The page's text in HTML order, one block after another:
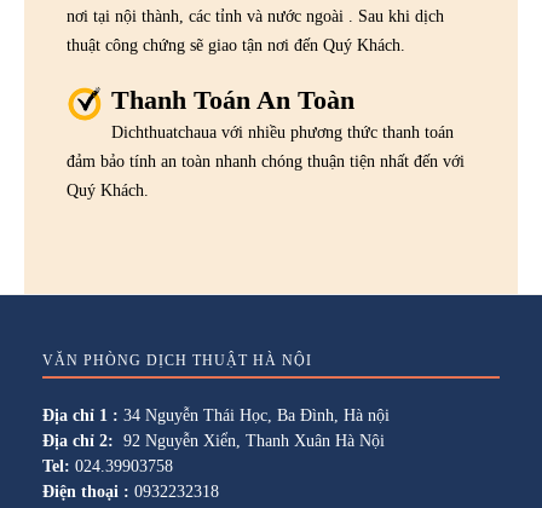
nơi tại nội thành, các tỉnh và nước ngoài . Sau khi dịch
thuật công chứng sẽ giao tận nơi đến Quý Khách.
Thanh Toán An Toàn
Dichthuatchaua với nhiều phương thức thanh toán
đảm bảo tính an toàn nhanh chóng thuận tiện nhất đến với
Quý Khách.
VĂN PHÒNG DỊCH THUẬT HÀ NỘI
Địa chỉ 1 : 34 Nguyễn Thái Học, Ba Đình, Hà nội
Địa chỉ 2: 92 Nguyễn Xiển, Thanh Xuân Hà Nội
Tel: 024.39903758
Điện thoại : 0932232318